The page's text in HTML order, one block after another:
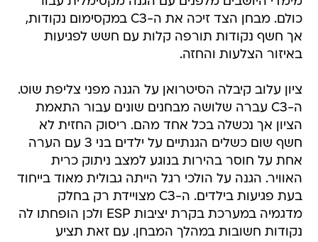
כולם. מבחן הצד זיכה את ה-C3 במקסימום נקודות,
אך חשף נקודות תורפה קלות עם חשש לפגיעות
באיזור הצלעות והחזה.
ציון עלוב קיבלה הסיטרואן על הגנה מפני צליפת שוט.
ה-C3 עברה שלושה מבחנים שונים עבור התאמת
הציון אך נכשלה בכל אחד מהם. ריסוק החזית לא
חשף שום כשלים הגנתיים על ילדים בני 3 עם הערה
אחת על חוסר בהירות בנוגע למצב ניתוק כרית
האוויר. הגנה על הולכי רגל הייתה גבולית מאוד בייחוד
בעת פגיעות בילדים. ה-C3 מצויידת רק בחלק
מדגמיה במערכת בקרת יציבות ESP ולכן הופחתו לה
נקודות חשובות במהלך המבחן. עם זאת תציע